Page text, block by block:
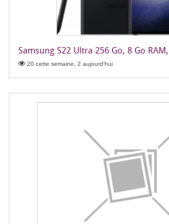
Samsung S22 Ultra 256 Go, 8 Go
20 cette semaine, 2 aujourd'hui